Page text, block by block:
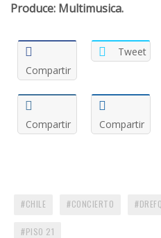
Produce: Multimusica.
Compartir
Tweet
Compartir Compartir
CHILE CONCIERTO
PISO 21